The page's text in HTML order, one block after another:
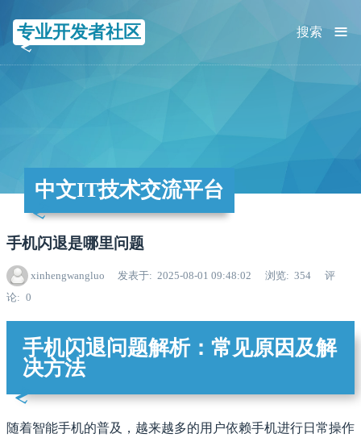
专业开发者社区 ≡
搜索
中文IT技术交流平台
手机闪退是哪里问题
xinhengwangluo 发表于 2025-08-01 09:48:02 浏览 354
评
论
0
手机闪退问题解析：常见原因及解
决方法
随着智能手机的普及，越来越多的用户依赖手机进行日常操作